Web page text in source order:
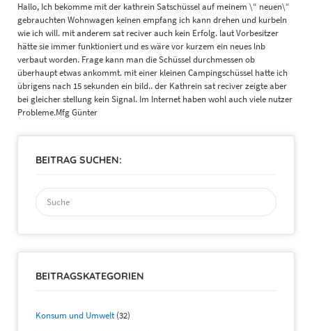
Hallo, Ich bekomme mit der kathrein Satschüssel auf meinem \“ neuen\“
gebrauchten Wohnwagen keinen empfang ich kann drehen und kurbeln
wie ich will. mit anderem sat reciver auch kein Erfolg. laut Vorbesitzer
hätte sie immer funktioniert und es wäre vor kurzem ein neues lnb
verbaut worden. Frage kann man die Schüssel durchmessen ob
überhaupt etwas ankommt. mit einer kleinen Campingschüssel hatte ich
übrigens nach 15 sekunden ein bild.. der Kathrein sat reciver zeigte aber
bei gleicher stellung kein Signal. Im Internet haben wohl auch viele nutzer
Probleme.Mfg Günter
BEITRAG SUCHEN:
Suchen
nach:
BEITRAGSKATEGORIEN
Konsum und Umwelt(32)